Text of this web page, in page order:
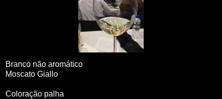
Branco não aromático
Moscato Giallo
Coloração palha